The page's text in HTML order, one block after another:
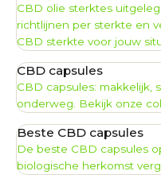
CBD olie sterktes
richtlijnen per sterkte en
CBD sterkte voor jouw
CBD capsules
CBD capsules: makkelijk,
onderweg. Bekijk onze
Beste CBD capsules
De beste CBD capsules
biologische herkomst